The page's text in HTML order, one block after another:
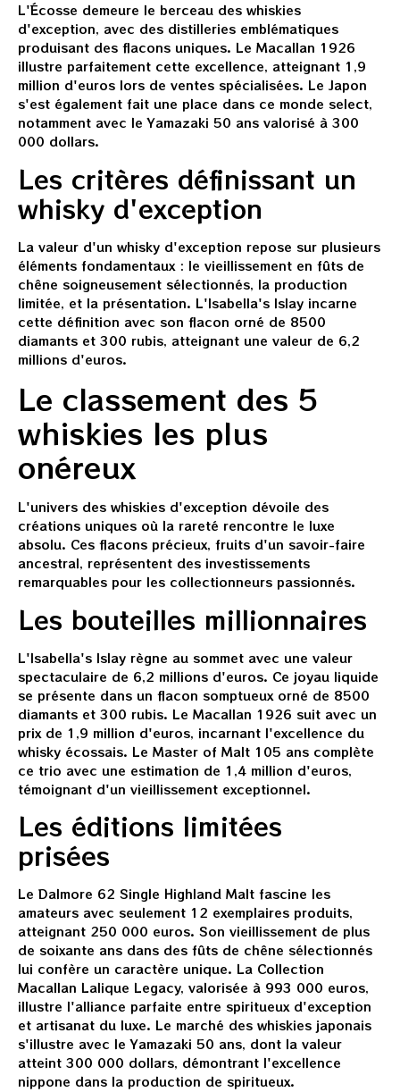
L'Écosse demeure le berceau des whiskies
d'exception, avec des distilleries emblématiques
produisant des flacons uniques. Le Macallan 1926
illustre parfaitement cette excellence, atteignant 1,9
million d'euros lors de ventes spécialisées. Le Japon
s'est également fait une place dans ce monde select,
notamment avec le Yamazaki 50 ans valorisé à 300
000 dollars.
Les critères définissant un
whisky d'exception
La valeur d'un whisky d'exception repose sur plusieurs
éléments fondamentaux : le vieillissement en fûts de
chêne soigneusement sélectionnés, la production
limitée, et la présentation. L'Isabella's Islay incarne
cette définition avec son flacon orné de 8500
diamants et 300 rubis, atteignant une valeur de 6,2
millions d'euros.
Le classement des 5
whiskies les plus
onéreux
L'univers des whiskies d'exception dévoile des
créations uniques où la rareté rencontre le luxe
absolu. Ces flacons précieux, fruits d'un savoir-faire
ancestral, représentent des investissements
remarquables pour les collectionneurs passionnés.
Les bouteilles millionnaires
L'Isabella's Islay règne au sommet avec une valeur
spectaculaire de 6,2 millions d'euros. Ce joyau liquide
se présente dans un flacon somptueux orné de 8500
diamants et 300 rubis. Le Macallan 1926 suit avec un
prix de 1,9 million d'euros, incarnant l'excellence du
whisky écossais. Le Master of Malt 105 ans complète
ce trio avec une estimation de 1,4 million d'euros,
témoignant d'un vieillissement exceptionnel.
Les éditions limitées
prisées
Le Dalmore 62 Single Highland Malt fascine les
amateurs avec seulement 12 exemplaires produits,
atteignant 250 000 euros. Son vieillissement de plus
de soixante ans dans des fûts de chêne sélectionnés
lui confère un caractère unique. La Collection
Macallan Lalique Legacy, valorisée à 993 000 euros,
illustre l'alliance parfaite entre spiritueux d'exception
et artisanat du luxe. Le marché des whiskies japonais
s'illustre avec le Yamazaki 50 ans, dont la valeur
atteint 300 000 dollars, démontrant l'excellence
nippone dans la production de spiritueux.